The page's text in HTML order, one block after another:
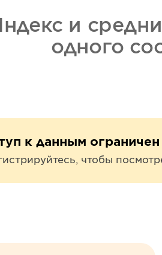
и
одного
к данным ограничен
чтобы